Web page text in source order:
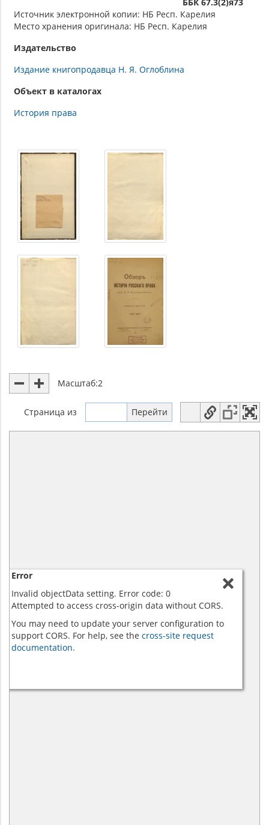
ББК 67.3(2)я73
Источник электронной копии: НБ Респ. Карелия
Место хранения оригинала: НБ Респ. Карелия
Издательство
Издание книгопродавца Н. Я. Оглоблина
Объект в каталогах
История права
Масштаб:2
Страница из
Error
Invalid objectData setting. Error code: 0
Attempted to access cross-origin data without CORS.
You may need to update your server configuration to
support CORS. For help, see the cross-site request
documentation.